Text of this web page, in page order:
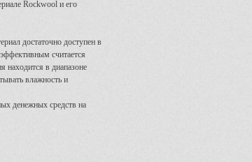
Rockwool и его
достаточно доступен в
считается
находится в диапазоне
влажность и
денежных средств на